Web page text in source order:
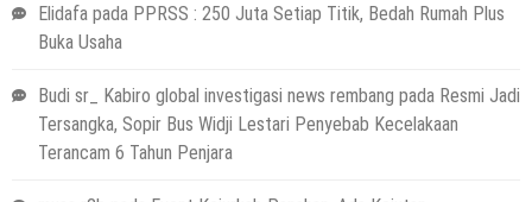
Elidafa pada PPRSS : 250 Juta Setiap Titik, Bedah Rumah Plus
Buka Usaha
Budi sr_ Kabiro global investigasi news rembang pada Resmi Jadi
Tersangka, Sopir Bus Widji Lestari Penyebab Kecelakaan
Terancam 6 Tahun Penjara